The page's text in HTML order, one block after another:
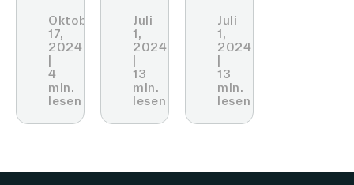
story
of
BENU
pharmacy
and
Oktober
17,
2024
4
min.
lesen
Juli
1,
2024
13
min.
lesen
Juli
1,
2024
13
min.
lesen